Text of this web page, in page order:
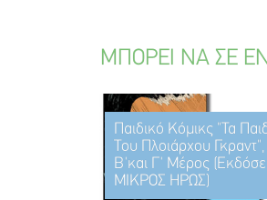
ΜΠΟΡΕΙ ΝΑ ΣΕ
Παιδικό Κόμικς "Τα
Του Πλοιάρχου
Β'και Γ' Μέρος
ΜΙΚΡΟΣ ΗΡΩΣ)